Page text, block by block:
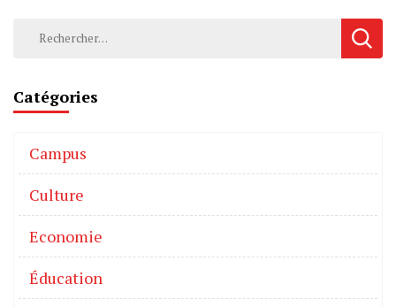
Catégories
Campus
Culture
Economie
Éducation